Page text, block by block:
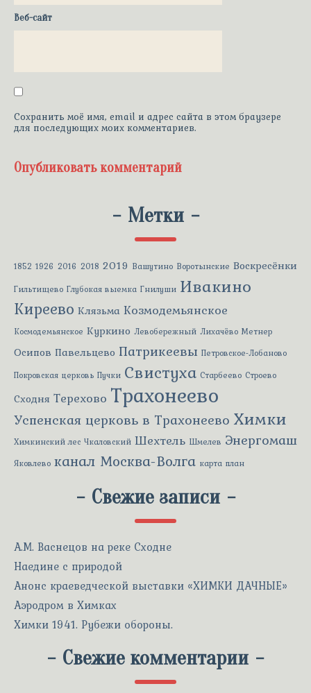
Веб-сайт
Сохранить моё имя, email и адрес сайта в этом браузере
для последующих моих комментариев.
- Метки -
1852 1926 2016 2018 2019 Вашутино Воротынские Воскресёнки
Гильтищево Глубокая выемка Гнилуши Ивакино
Киреево Клязьма Козмодемьянское
Космодемьянское Куркино Левобережный Лихачёво Метнер
Осипов Павельцево Патрикеевы Петровское-Лобаново
Покровская церковь Пучки Свистуха Старбеево Строево
Сходня Терехово Трахонеево
Успенская церковь в Трахонеево Химки
Химкинский лес Чкаловский Шехтель Шмелев Энергомаш
Яковлево канал Москва-Волга карта план
- Свежие записи -
А.М. Васнецов на реке Сходне
Наедине с природой
Анонс краеведческой выставки «ХИМКИ ДАЧНЫЕ»
Аэродром в Химках
Химки 1941. Рубежи обороны.
- Свежие комментарии -